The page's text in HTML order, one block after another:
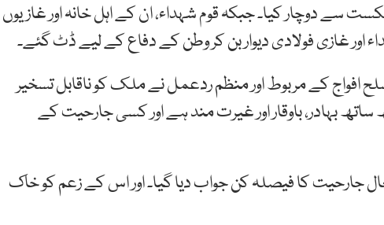
سے دوچار کیا۔ جبکہ قوم شہداء، ان کے اہل خانہ اور غازیوں
غازی فولادی دیوار بن کر وطن کے دفاع کے لیے ڈٹ گئے۔
افواج کے مربوط اور منظم ردعمل نے ملک کو ناقابل تسخیر
بہادر، باوقار اور غیرت مند ہے اور کسی جارحیت کے
جارحیت کا فیصلہ کن جواب دیا گیا۔ اور اس کے زعم کو خاک